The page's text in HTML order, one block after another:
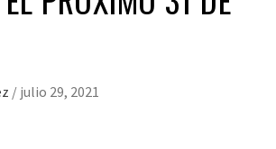
/ julio 29, 2021